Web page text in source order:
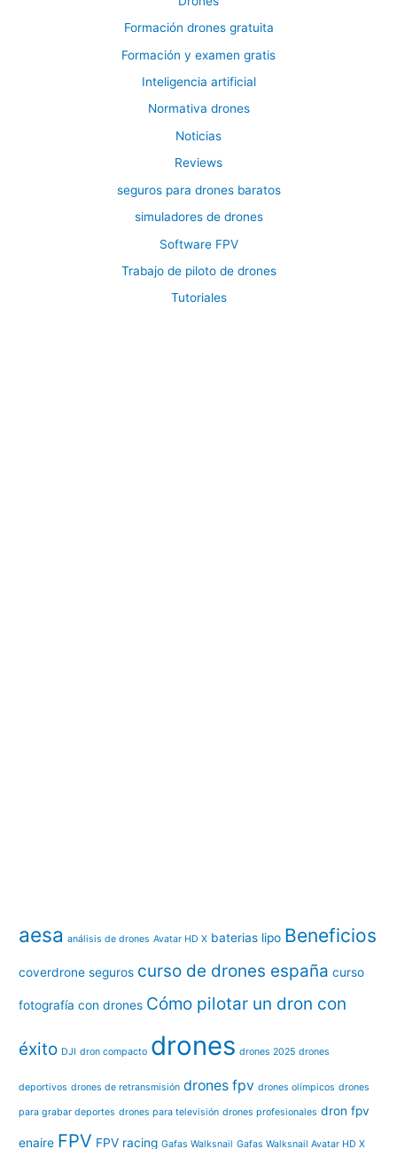
Formación drones gratuita
Formación y examen gratis
Inteligencia artificial
Normativa drones
Noticias
Reviews
seguros para drones baratos
simuladores de drones
Software FPV
Trabajo de piloto de drones
Tutoriales
aesa análisis de drones Avatar HD X baterias lipo Beneficios
coverdrone seguros curso de drones españa curso
fotografía con drones Cómo pilotar un dron con
éxito DJI dron compacto drones drones 2025 drones
deportivos drones de retransmisión drones fpv drones olímpicos drones
para grabar deportes drones para televisión drones profesionales dron fpv
enaire FPV FPV racing Gafas Walksnail Gafas Walksnail Avatar HD X